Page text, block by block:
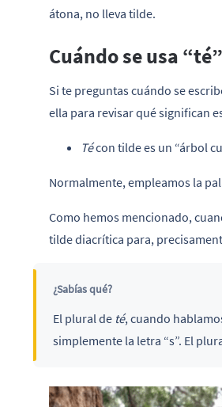
átona, no lleva tilde.
Cuándo se usa
Si te preguntas cuándo se
ella para revisar qué significan
Técon tilde es un “árbol
Normalmente, empleamos la
Como hemos mencionado,
tilde diacrítica para,
¿Sabías qué?
El plural de té, cuando
simplemente la letra “s”. El